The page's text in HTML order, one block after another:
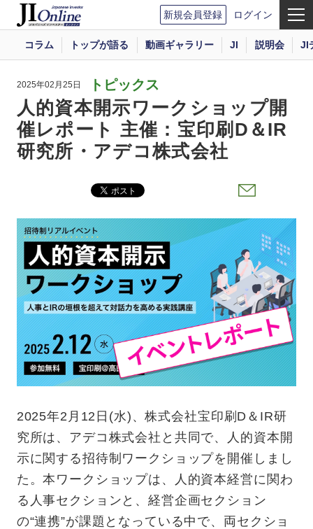
新規会員登録 ログイン
コラム トップが語る 動画ギャラリー JI 説明会 JI
2025年02月25日 トピックス
人的資本開示ワークショップ開
催レポート 主催：宝印刷D＆IR
研究所・アデコ株式会社
2025年2月12日(水)、株式会社宝印刷D＆IR研
究所は、アデコ株式会社と共同で、人的資本開
示に関する招待制ワークショップを開催しまし
た。本ワークショップは、人的資本経営に関わ
る人事セクションと、経営企画セクション
の“連携”が課題となっている中で、両セクショ